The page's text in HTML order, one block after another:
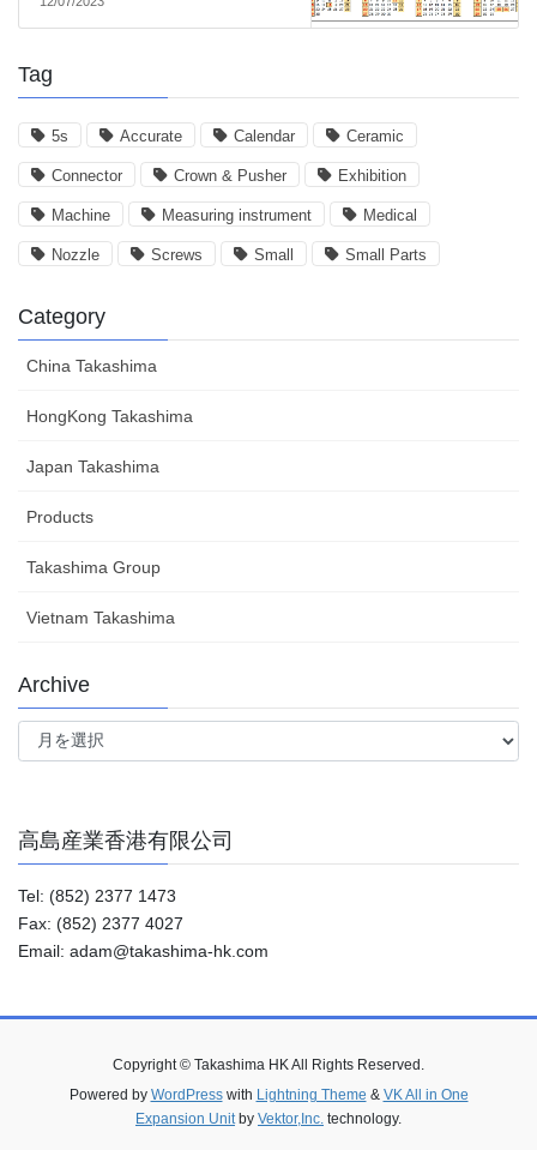
Tag
5s Accurate Calendar Ceramic
Connector Crown & Pusher Exhibition
Machine Measuring instrument Medical
Nozzle Screws Small Small Parts
Category
China Takashima
HongKong Takashima
Japan Takashima
Products
Takashima Group
Vietnam Takashima
Archive
Archive
高島産業香港有限公司
Tel: (852) 2377 1473
Fax: (852) 2377 4027
Email: adam@takashima-hk.com
Copyright © Takashima HK All Rights Reserved.
Powered by WordPresswith Lightning Theme & VK All in One
Expansion Unit by Vektor,Inc. technology.